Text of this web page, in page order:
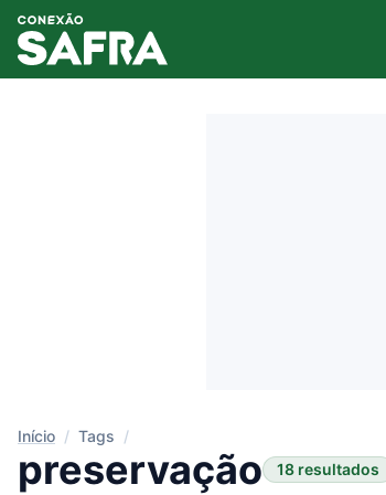
Início / Tags /
preservação 18 resultados